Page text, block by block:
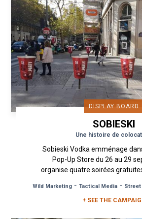
DISPLAY BOARD
SOBIESKI
Une histoire de
Sobieski Vodka emménage
Pop-Up Store du 26 au 29
organise quatre soirées
Wild Marketing - Tactical Media -
+ SEE THE